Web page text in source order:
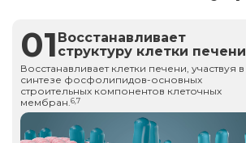
01 Восстанавливает
структуру клетки печени
Восстанавливает клетки печени, участвуя в
синтезе фосфолипидов-основных
строительных компонентов клеточных
мембран.6,7